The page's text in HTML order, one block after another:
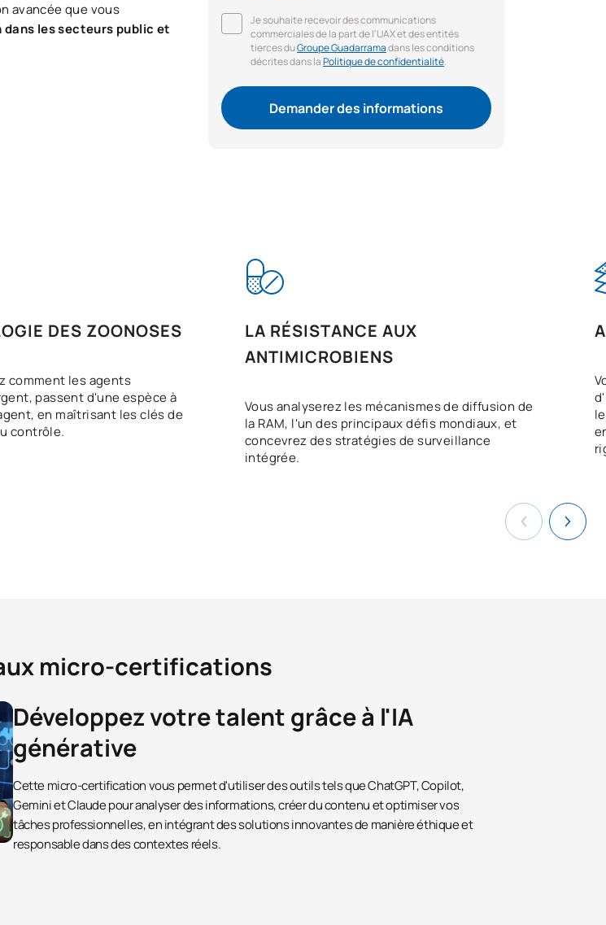
avancée que vous
les secteurs public et
Je souhaite recevoir des communications
commerciales de la part de l'UAX et des entités
tierces duGroupe Guadarramadans les conditions
décrites dans laPolitique de confidentialité.
Demander des informations
DES ZOONOSES
comment les agents
passent d'une espèce à
en maîtrisant les clés de
contrôle.
LA RÉSISTANCE AUX
ANTIMICROBIENS
Vous analyserez les mécanismes de diffusion de
la RAM, l'un des principaux défis mondiaux, et
concevrez des stratégies de surveillance
intégrée.
micro-certifications
Développez votre talent grâce à l'IA
générative
Cette micro-certification vous permet d'utiliser des outils tels que ChatGPT, Copilot,
Gemini et Claude pour analyser des informations, créer du contenu et optimiser vos
tâches professionnelles, en intégrant des solutions innovantes de manière éthique et
responsable dans des contextes réels.